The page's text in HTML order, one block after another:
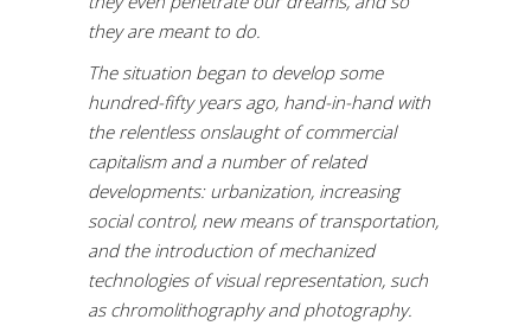
they are meant to do.
The situation began to develop some
hundred-fifty years ago, hand-in-hand with
the relentless onslaught of commercial
capitalism and a number of related
developments: urbanization, increasing
social control, new means of transportation,
and the introduction of mechanized
technologies of visual representation, such
as chromolithography and photography.